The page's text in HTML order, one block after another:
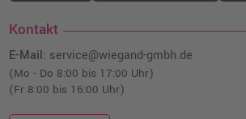
Kontakt
E-Mail: service@wiegand-gmbh.de
(Mo - Do 8:00 bis 17:00 Uhr)
(Fr 8:00 bis 16:00 Uhr)